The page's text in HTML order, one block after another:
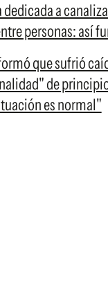
a
personas: así
que sufrió
de
es normal"